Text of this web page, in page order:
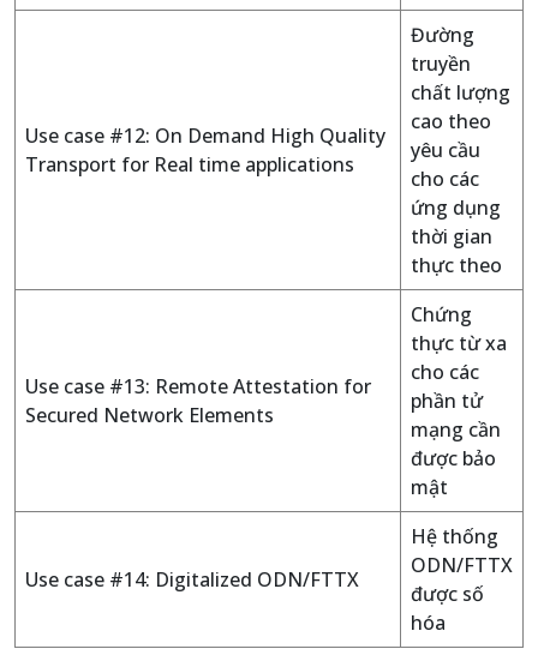
Use case #12: On Demand High Quality
Transport for Real time applications
Đường
truyền
chất lượng
cao theo
yêu cầu
cho các
ứng dụng
thời gian
thực theo
Use case #13: Remote Attestation for
Secured Network Elements
Chứng
thực từ xa
cho các
phần tử
mạng cần
được bảo
mật
Use case #14: Digitalized ODN/FTTX
Hệ thống
ODN/FTTX
được số
hóa